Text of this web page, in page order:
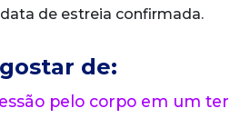
de estreia confirmada.
de:
pelo corpo em um